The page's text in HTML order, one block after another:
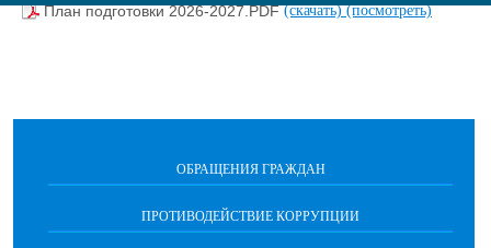
План подготовки 2026-2027.PDF(скачать)(посмотреть)
ОБРАЩЕНИЯ ГРАЖДАН
ПРОТИВОДЕЙСТВИЕ КОРРУПЦИИ